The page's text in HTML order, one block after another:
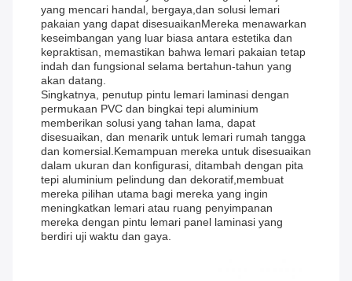
yang mencari handal, bergaya,dan solusi lemari
pakaian yang dapat disesuaikanMereka menawarkan
keseimbangan yang luar biasa antara estetika dan
kepraktisan, memastikan bahwa lemari pakaian tetap
indah dan fungsional selama bertahun-tahun yang
akan datang.
Singkatnya, penutup pintu lemari laminasi dengan
permukaan PVC dan bingkai tepi aluminium
memberikan solusi yang tahan lama, dapat
disesuaikan, dan menarik untuk lemari rumah tangga
dan komersial.Kemampuan mereka untuk disesuaikan
dalam ukuran dan konfigurasi, ditambah dengan pita
tepi aluminium pelindung dan dekoratif,membuat
mereka pilihan utama bagi mereka yang ingin
meningkatkan lemari atau ruang penyimpanan
mereka dengan pintu lemari panel laminasi yang
berdiri uji waktu dan gaya.